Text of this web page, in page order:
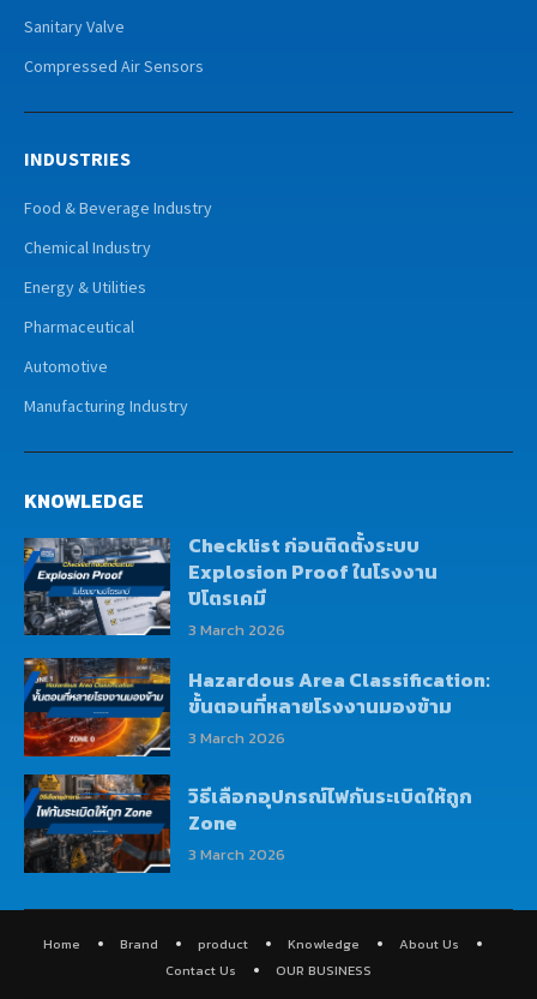
Sanitary Valve
Compressed Air Sensors
INDUSTRIES
Food & Beverage Industry
Chemical Industry
Energy & Utilities
Pharmaceutical
Automotive
Manufacturing Industry
KNOWLEDGE
Checklist ก่อนติดตั้งระบบ
Explosion Proof ในโรงงาน
ปิโตรเคมี
3 March 2026
Hazardous Area Classification:
ขั้นตอนที่หลายโรงงานมองข้าม
3 March 2026
วิธีเลือกอุปกรณ์ไฟกันระเบิดให้ถูก
Zone
3 March 2026
Home Brand product Knowledge
About Us
Contact Us
OUR BUSINESS